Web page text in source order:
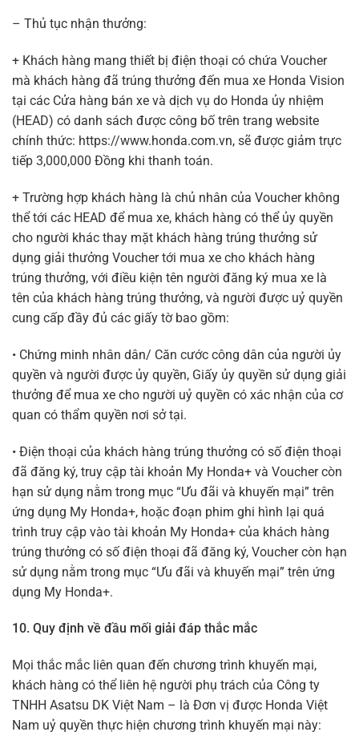
– Thủ tục nhận thưởng:
+ Khách hàng mang thiết bị điện thoại có chứa Voucher
mà khách hàng đã trúng thưởng đến mua xe Honda Vision
tại các Cửa hàng bán xe và dịch vụ do Honda ủy nhiệm
(HEAD) có danh sách được công bố trên trang website
chính thức: https://www.honda.com.vn, sẽ được giảm trực
tiếp 3,000,000 Đồng khi thanh toán.
+ Trường hợp khách hàng là chủ nhân của Voucher không
thể tới các HEAD để mua xe, khách hàng có thể ủy quyền
cho người khác thay mặt khách hàng trúng thưởng sử
dụng giải thưởng Voucher tới mua xe cho khách hàng
trúng thưởng, với điều kiện tên người đăng ký mua xe là
tên của khách hàng trúng thưởng, và người được uỷ quyền
cung cấp đầy đủ các giấy tờ bao gồm:
• Chứng minh nhân dân/ Căn cước công dân của người ủy
quyền và người được ủy quyền, Giấy ủy quyền sử dụng giải
thưởng để mua xe cho người uỷ quyền có xác nhận của cơ
quan có thẩm quyền nơi sở tại.
• Điện thoại của khách hàng trúng thưởng có số điện thoại
đã đăng ký, truy cập tài khoản My Honda+ và Voucher còn
hạn sử dụng nằm trong mục “Ưu đãi và khuyến mại” trên
ứng dụng My Honda+, hoặc đoạn phim ghi hình lại quá
trình truy cập vào tài khoản My Honda+ của khách hàng
trúng thưởng có số điện thoại đã đăng ký, Voucher còn hạn
sử dụng nằm trong mục “Ưu đãi và khuyến mại” trên ứng
dụng My Honda+.
10. Quy định về đầu mối giải đáp thắc mắc
Mọi thắc mắc liên quan đến chương trình khuyến mại,
khách hàng có thể liên hệ người phụ trách của Công ty
TNHH Asatsu DK Việt Nam – là Đơn vị được Honda Việt
Nam uỷ quyền thực hiện chương trình khuyến mại này: